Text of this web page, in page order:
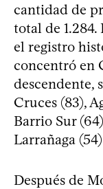
cantidad de
total de
el registro
concentró en
descendente,
Cruces (83),
Barrio Sur
Larrañaga
Después de